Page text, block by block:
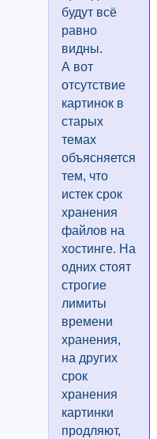
будут всё
равно
видны.
А вот
отсутствие
картинок в
старых
темах
объясняется
тем, что
истек срок
хранения
файлов на
хостинге. На
одних стоят
строгие
лимиты
времени
хранения,
на других
срок
хранения
картинки
продляют,